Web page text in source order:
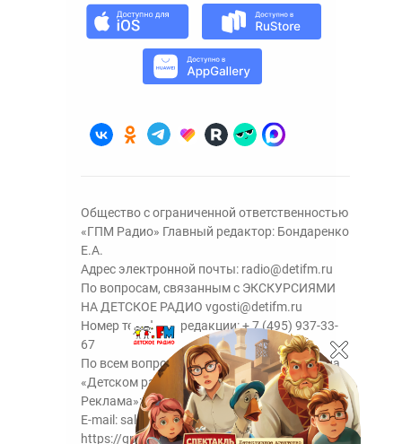
Общество с ограниченной ответственностью
«ГПМ Радио» Главный редактор: Бондаренко
Е.А.
Адрес электронной почты: radio@detifm.ru
По вопросам, связанным с ЭКСКУРСИЯМИ
НА ДЕТСКОЕ РАДИО vgosti@detifm.ru
Номер телефона редакции:+ 7 (495) 937-33-
67
По всем вопросам размещения рекламы на
«Детском радио» - сейлз-хаус «ГПМ
Реклама»:+7 (495) 921-40-41
E-mail: sales@gazprom-media.ru
https://gpmsaleshouse.ru/